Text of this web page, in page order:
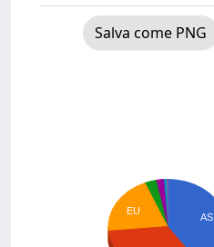
Salva come PNG
AS
EU